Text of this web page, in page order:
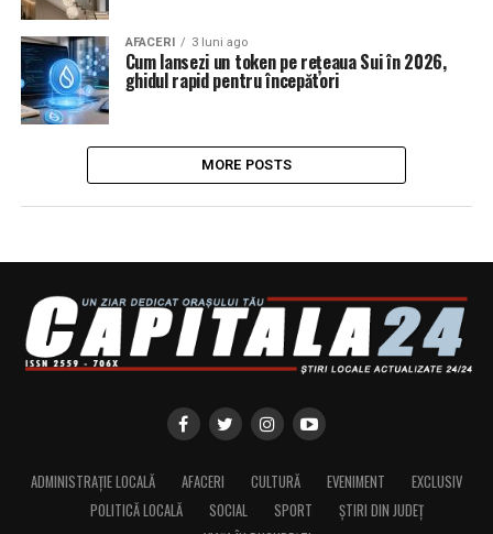
AFACERI 3 luni ago
Cum lansezi un token pe rețeaua Sui în 2026,
ghidul rapid pentru începători
MORE POSTS
ADMINISTRAȚIE LOCALĂ AFACERI CULTURĂ EVENIMENT
EXCLUSIV
POLITICĂ LOCALĂ
SOCIAL SPORT
ȘTIRI DIN JUDEȚ